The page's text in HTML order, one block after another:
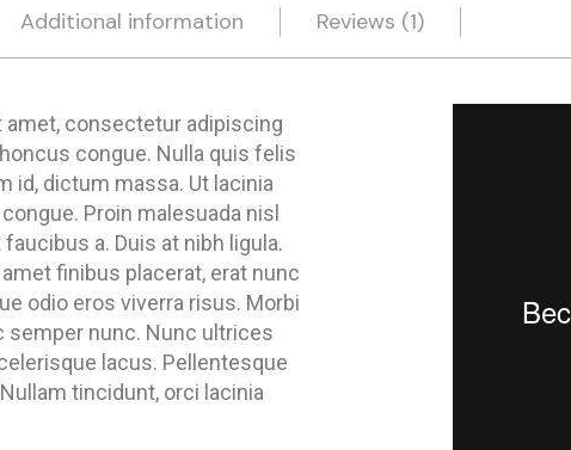
Additional information Reviews (1)
consectetur adipiscing
congue. Nulla quis felis
id, dictum massa. Ut lacinia
Proin malesuada nisl
a. Duis at nibh ligula.
finibus placerat, erat nunc
odio eros viverra risus. Morbi
semper nunc. Nunc ultrices
lacus. Pellentesque
tincidunt, orci lacinia